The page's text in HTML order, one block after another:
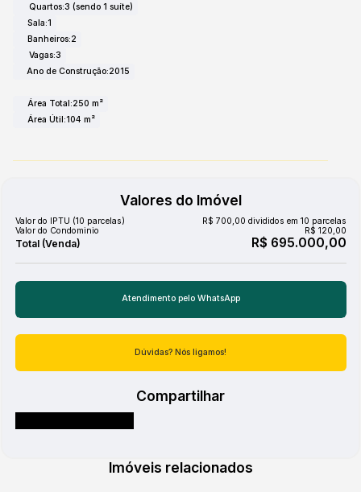
Não perca a oportunidade de conhecer este imóvel
excepcional. Com um valor de
condomínio de apenas
mensais (pago em 10 parcelas anuais), esta casa
Agende sua visita e venha se encantar!
Quartos:3 (sendo 1 suíte)
Sala:1
Banheiros:2
Vagas:3
Ano de Construção:2015
Área Total:250 m²
Área Útil:104 m²
Valores do Imóvel
R$ 695.000,00
Valor do IPTU (10 parcelas) R$ 700,00 divididos em 10 parcelas
Valor do Condominio
R$ 120,00
Dúvidas? Nós ligamos!
Compartilhar
Imóveis relacionados